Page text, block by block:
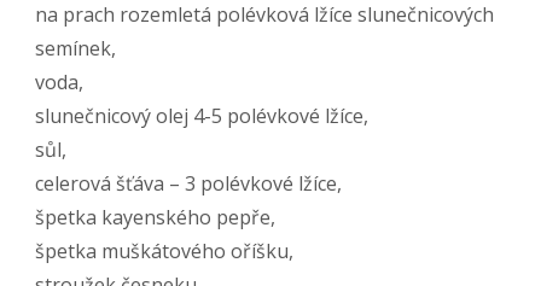
na prach rozemletá polévková lžíce slunečnicových
semínek,
voda,
slunečnicový olej 4-5 polévkové lžíce,
sůl,
celerová šťáva – 3 polévkové lžíce,
špetka kayenského pepře,
špetka muškátového oříšku,